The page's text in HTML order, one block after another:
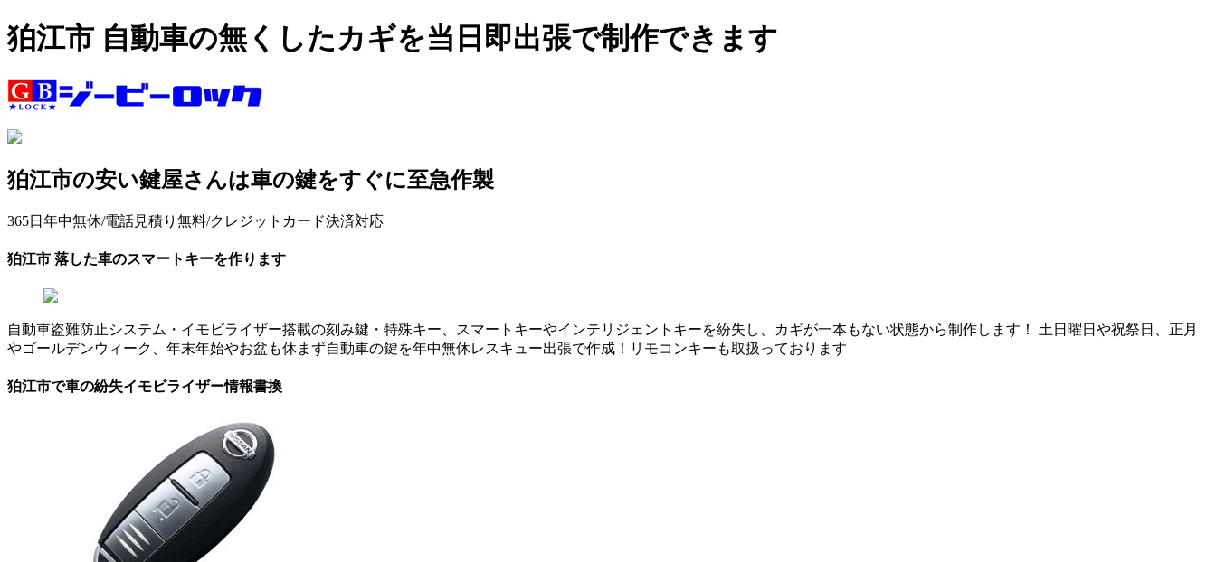
狛江市 自動車の無くしたカギを当日即出張で制作できます
狛江市の安い鍵屋さんは車の鍵をすぐに至急作製
365日年中無休/電話見積り無料/クレジットカード決済対応
狛江市 落した車のスマートキーを作ります
自動車盗難防止システム・イモビライザー搭載の刻み鍵・特殊キー、スマートキーやインテリジェントキーを紛失し、カギが一本もない状態から制作します！ 土日曜日や祝祭日、正月
やゴールデンウィーク、年末年始やお盆も休まず自動車の鍵を年中無休レスキュー出張で作成！リモコンキーも取扱っております
狛江市で車の紛失イモビライザー情報書換